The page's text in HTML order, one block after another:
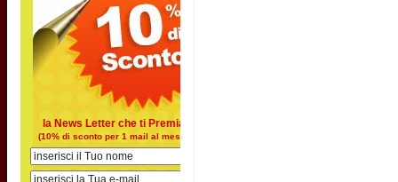
la News Letter che ti Premia
(10% di sconto per 1 mail al mese)